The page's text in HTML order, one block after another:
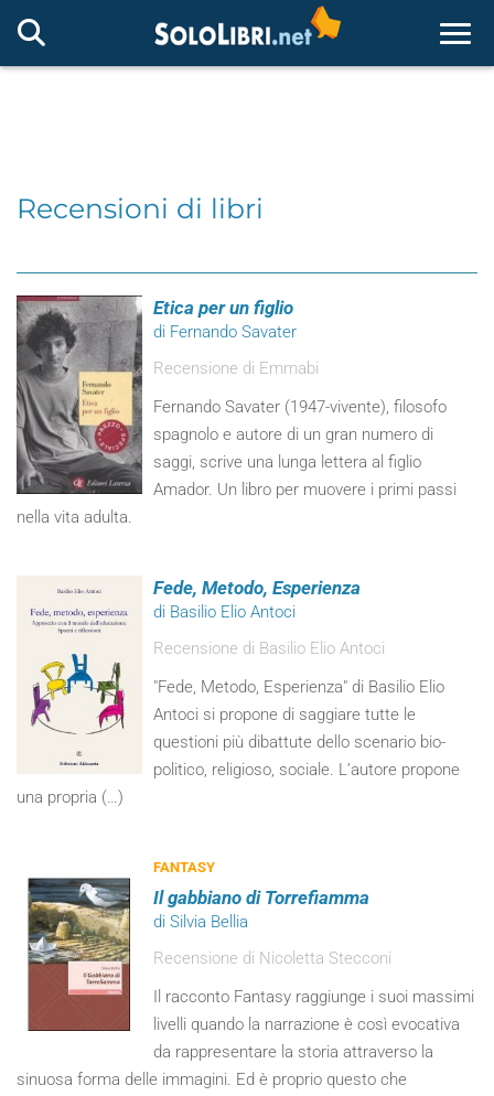
Recensioni di libri
Etica per un figlio
di Fernando Savater
Recensione di Emmabi
Fernando Savater (1947-vivente), filosofo
spagnolo e autore di un gran numero di
saggi, scrive una lunga lettera al figlio
Amador. Un libro per muovere i primi passi
nella vita adulta.
Fede, Metodo, Esperienza
di Basilio Elio Antoci
Recensione di Basilio Elio Antoci
"Fede, Metodo, Esperienza" di Basilio Elio
Antoci si propone di saggiare tutte le
questioni più dibattute dello scenario bio-
politico, religioso, sociale. L’autore propone
una propria (…)
FANTASY
Il gabbiano di Torrefiamma
di Silvia Bellia
Recensione di Nicoletta Stecconi
Il racconto Fantasy raggiunge i suoi massimi
livelli quando la narrazione è così evocativa
da rappresentare la storia attraverso la
sinuosa forma delle immagini. Ed è proprio questo che